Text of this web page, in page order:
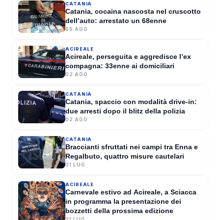
dell'eruzione ma resta alta
l'attenzione: voli sospesi a
Catania
GIOVANNA VENEZIA
CATANIA
Catania, cocaina nascosta nel cruscotto
dell’auto: arrestato un 68enne
05 AGO
ACIREALE
Acireale, perseguita e aggredisce l’ex
compagna: 33enne ai domiciliari
02 AGO
CATANIA
Catania, spaccio con modalità drive-in:
due arresti dopo il blitz della polizia
02 AGO
CATANIA
Braccianti sfruttati nei campi tra Enna e
Regalbuto, quattro misure cautelari
31 LUG
ACIREALE
Carnevale estivo ad Acireale, a Sciacca
in programma la presentazione dei
bozzetti della prossima edizione